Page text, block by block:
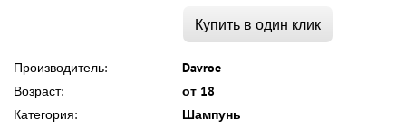
Купить в один клик
Производитель:
Davroe
Возраст:
от 18
Категория:
Шампунь